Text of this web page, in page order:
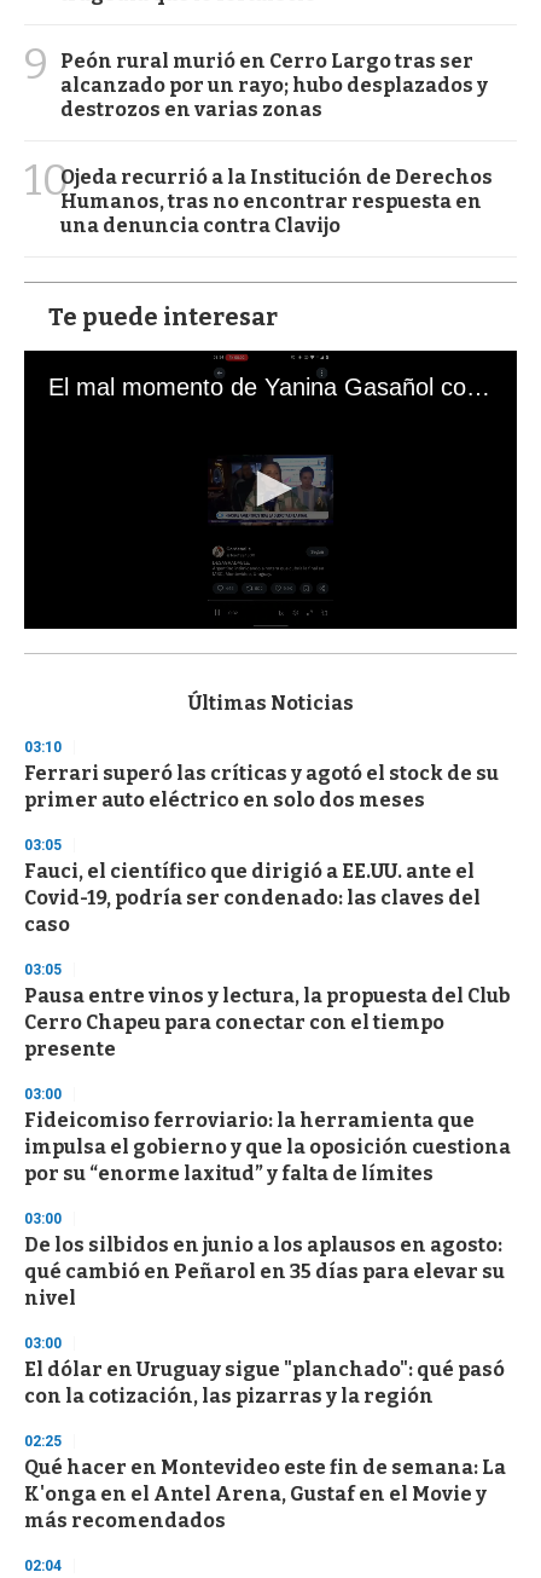
9
Peón rural murió en Cerro Largo tras ser
alcanzado por un rayo; hubo desplazados y
destrozos en varias zonas
10Ojeda recurrió a la Institución de Derechos
Humanos, tras no encontrar respuesta en
una denuncia contra Clavijo
Te puede interesar
El mal momento de Yanina Gasañol con un hincha argentino en "Subrayado"
s
d
s
o
f
3
s
e
c
o
d
s
Últimas Noticias
03:10
Ferrari superó las críticas y agotó el stock de su
primer auto eléctrico en solo dos meses
03:05
Fauci, el científico que dirigió a EE.UU. ante el
Covid-19, podría ser condenado: las claves del
caso
03:05
Pausa entre vinos y lectura, la propuesta del Club
Cerro Chapeu para conectar con el tiempo
presente
03:00
Fideicomiso ferroviario: la herramienta que
impulsa el gobierno y que la oposición cuestiona
por su “enorme laxitud” y falta de límites
03:00
De los silbidos en junio a los aplausos en agosto:
qué cambió en Peñarol en 35 días para elevar su
nivel
03:00
El dólar en Uruguay sigue "planchado": qué pasó
con la cotización, las pizarras y la región
02:25
Qué hacer en Montevideo este fin de semana: La
K'onga en el Antel Arena, Gustaf en el Movie y
más recomendados
02:04